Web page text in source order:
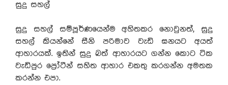
සුදු සහල්
සුදු සහල් සම්පූර්ණයෙන්ම අහිතකර නොවුනත්, සුදු
සහල් කියන්නේ සීනි පරිමාව වැඩි ඝනයට අයත්
ආහාරයක්. ඉතින් සුදු බත් ආහාරයට ගන්න කොට ටික
වැඩිපුර ප්‍රෝටීන් සහිත ආහාර එකතු කරගන්න අමතක
කරන්න එපා.